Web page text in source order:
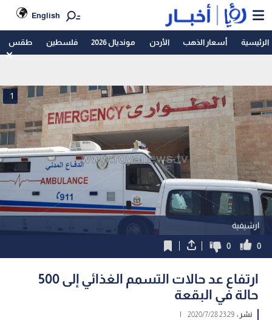
English
الرئيسية أسعار الذهب الأردن مونديال 2026 فلسطين طقس
ارشيفية
1
0
0
ارتفاع عد حالات التسمم الغذائي إلى 500
حالة في البقعة
نشر :23:29 2020/7/28
|